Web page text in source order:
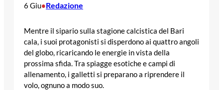
6 Giu•Redazione
Mentre il sipario sulla stagione calcistica del Bari
cala, i suoi protagonisti si disperdono ai quattro angoli
del globo, ricaricando le energie in vista della
prossima sfida. Tra spiagge esotiche e campi di
allenamento, i galletti si preparano a riprendere il
volo, ognuno a modo suo.